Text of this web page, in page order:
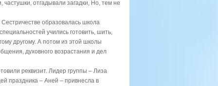
отгадывали загадки, Но, тем не
образовалась школа
учились готовить, шить,
другому. А потом из этой школы
духовного возрастания и дел
реквизит. Лидер группы – Лиза
праздника – Аней – привнесла в